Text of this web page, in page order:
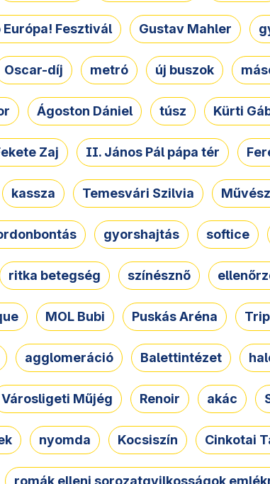
Európa! Fesztivál Gustav Mahler
Oscar-díj metró új buszok
Ágoston Dániel túsz Kürti
Zaj II. János Pál pápa tér
kassza Temesvári Szilvia
gyorshajtás softice
ritka betegség színésznő
MOL Bubi Puskás Aréna
agglomeráció Balettintézet
Városligeti Műjég Renoir akác
nyomda Kocsiszín Cinkotai
romák elleni sorozatgyilkosságok